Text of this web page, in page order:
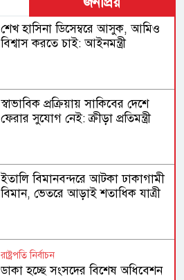
শেখ হাসিনা ডিসেম্বরে আসুক, আমিও
বিশ্বাস করতে চাই: আইনমন্ত্রী
স্বাভাবিক প্রক্রিয়ায় সাকিবের দেশে
ফেরার সুযোগ নেই: ক্রীড়া প্রতিমন্ত্রী
ইতালি বিমানবন্দরে আটকা ঢাকাগামী
বিমান, ভেতরে আড়াই শতাধিক যাত্রী
রাষ্ট্রপতি নির্বাচন
ডাকা হচ্ছে সংসদের বিশেষ অধিবেশন